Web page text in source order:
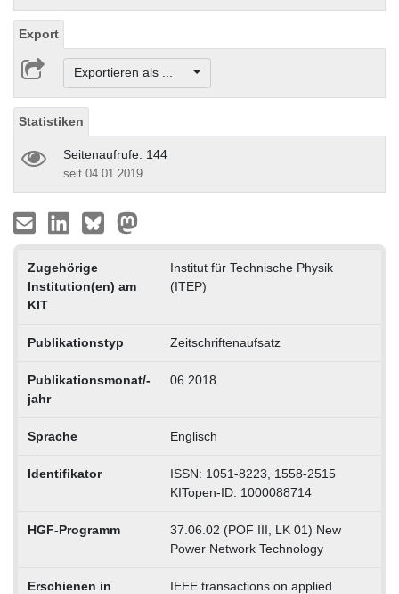
Export
Exportieren als ...
Statistiken
Seitenaufrufe: 144
seit 04.01.2019
Zugehörige
Institution(en) am
KIT
Institut für Technische Physik
(ITEP)
Publikationstyp Zeitschriftenaufsatz
Publikationsmonat/-
jahr
06.2018
Sprache Englisch
Identifikator
ISSN: 1051-8223, 1558-2515
KITopen-ID: 1000088714
HGF-Programm
37.06.02 (POF III, LK 01) New
Power Network Technology
Erschienen in
IEEE transactions on applied